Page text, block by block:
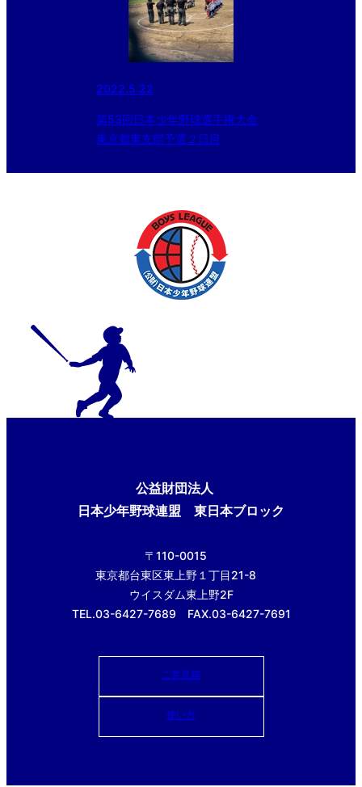
2022.5.22
第53回日本少年野球選手権大会
東京都東支部予選２日目
公益財団法人
日本少年野球連盟 東日本ブロック
〒110-0015
東京都台東区東上野１丁目21-8
ウイスダム東上野2F
TEL.03-6427-7689 FAX.03-6427-7691
ご意見箱
使い方